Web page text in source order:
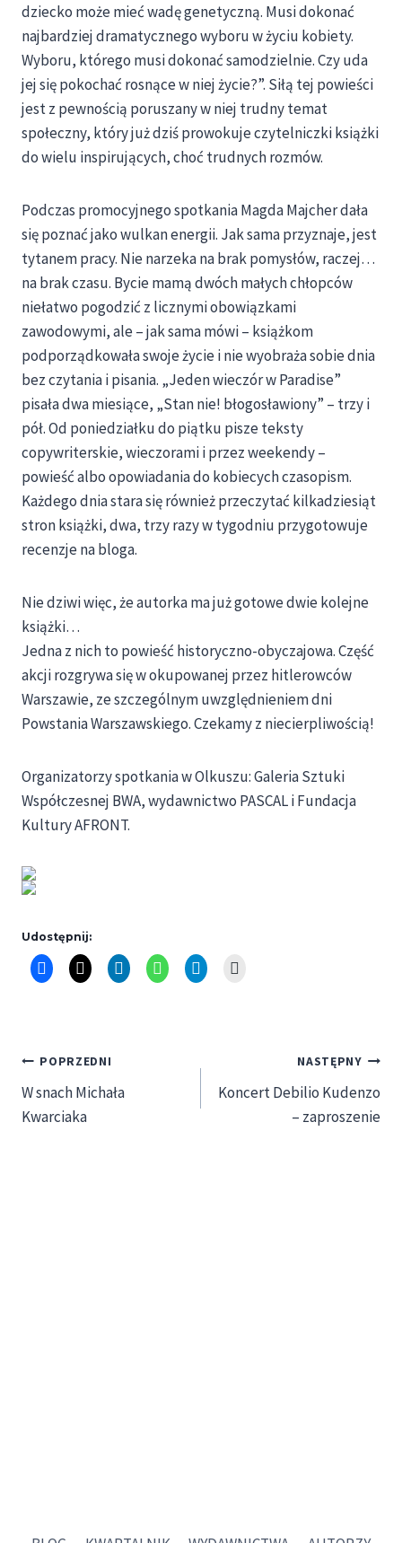
dziecko może mieć wadę genetyczną. Musi dokonać
najbardziej dramatycznego wyboru w życiu kobiety.
Wyboru, którego musi dokonać samodzielnie. Czy uda
jej się pokochać rosnące w niej życie?”. Siłą tej powieści
jest z pewnością poruszany w niej trudny temat
społeczny, który już dziś prowokuje czytelniczki książki
do wielu inspirujących, choć trudnych rozmów.
Podczas promocyjnego spotkania Magda Majcher dała
się poznać jako wulkan energii. Jak sama przyznaje, jest
tytanem pracy. Nie narzeka na brak pomysłów, raczej…
na brak czasu. Bycie mamą dwóch małych chłopców
niełatwo pogodzić z licznymi obowiązkami
zawodowymi, ale – jak sama mówi – książkom
podporządkowała swoje życie i nie wyobraża sobie dnia
bez czytania i pisania. „Jeden wieczór w Paradise”
pisała dwa miesiące, „Stan nie! błogosławiony” – trzy i
pół. Od poniedziałku do piątku pisze teksty
copywriterskie, wieczorami i przez weekendy –
powieść albo opowiadania do kobiecych czasopism.
Każdego dnia stara się również przeczytać kilkadziesiąt
stron książki, dwa, trzy razy w tygodniu przygotowuje
recenzje na bloga.
Nie dziwi więc, że autorka ma już gotowe dwie kolejne
książki…
Jedna z nich to powieść historyczno-obyczajowa. Część
akcji rozgrywa się w okupowanej przez hitlerowców
Warszawie, ze szczególnym uwzględnieniem dni
Powstania Warszawskiego. Czekamy z niecierpliwością!
Organizatorzy spotkania w Olkuszu: Galeria Sztuki
Współczesnej BWA, wydawnictwo PASCAL i Fundacja
Kultury AFRONT.
Udostępnij:
Nawigacja
wpisu
POPRZEDNI
W snach Michała
Kwarciaka
NASTĘPNY
Koncert Debilio Kudenzo
– zaproszenie